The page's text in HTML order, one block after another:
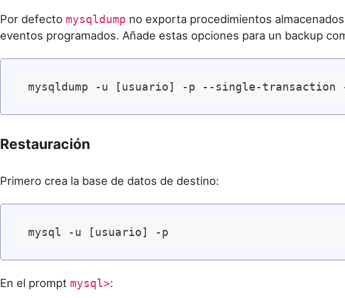
Por defecto mysqldump no exporta procedimientos
eventos programados. Añade estas opciones para un backup
Restauración
Primero crea la base de datos de destino:
En el prompt mysql>: